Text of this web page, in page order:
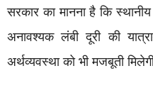
सरकार का मानना है कि
अनावश्यक लंबी दूरी की
अर्थव्यवस्था को भी मजबूती